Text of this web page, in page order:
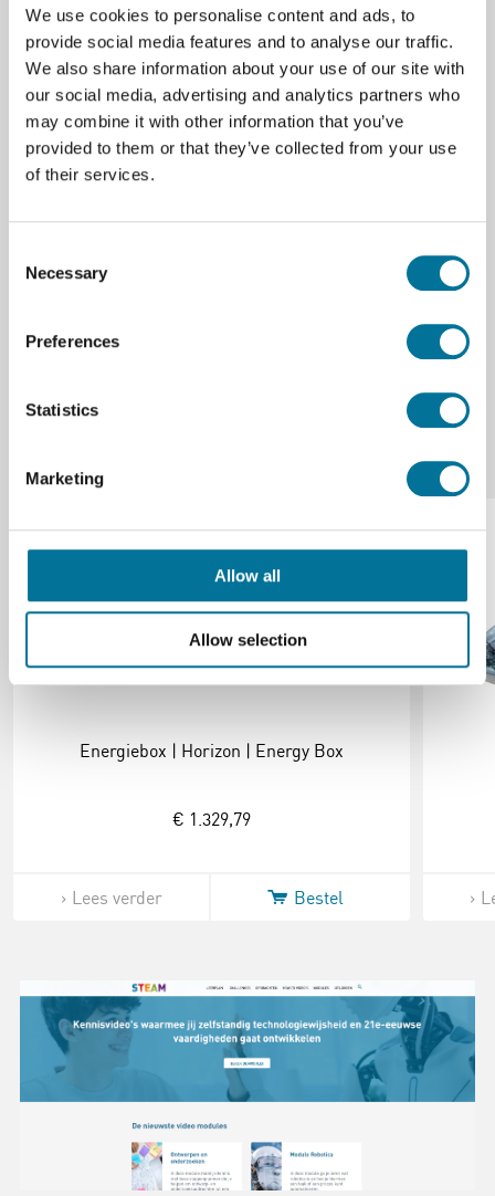
We use cookies to personalise content and ads, to
provide social media features and to analyse our traffic.
We also share information about your use of our site with
our social media, advertising and analytics partners who
may combine it with other information that you’ve
provided to them or that they’ve collected from your use
of their services.
Selection
Necessary
Preferences
Statistics
Marketing
Allow all
Allow selection
Inhoud:
3 verstelbare posities voor de bladen
Rotorvoet en montagemagneten
Asmontage met verwijderbare spoelen
LED voor demonstratie van uitgangsvermogen
Downloads
Energiebox | Horizon | Energy Box
€ 1.329,79
Lees verder Bestel